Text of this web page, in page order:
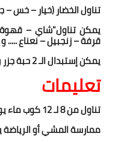
تناول الخضار (خيار – خس
يمكن تناول"شاي –
قرفة – زنجبيل – نعناع
يمكن إستبدال الـ 2 حبة جزر بـ 150 جرام قرع عسل
تعليمات
تناول من 8 لـ 12 كوب ماء يومياً
ممارسة المشي أو الرياضة